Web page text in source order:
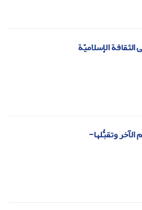
الإسلامیّة
الآخر وتقبُّلها-